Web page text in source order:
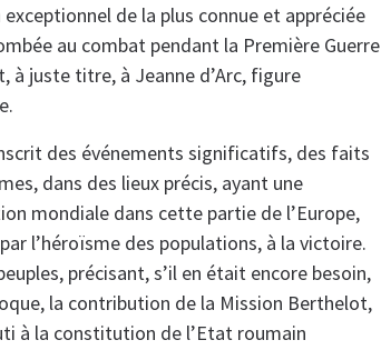
de la plus connue et appréciée
au combat pendant la Première Guerre
juste titre, à Jeanne d’Arc, figure
des événements significatifs, des faits
dans des lieux précis, ayant une
mondiale dans cette partie de l’Europe,
l’héroïsme des populations, à la victoire.
précisant, s’il en était encore besoin,
la contribution de la Mission Berthelot,
à la constitution de l’Etat roumain